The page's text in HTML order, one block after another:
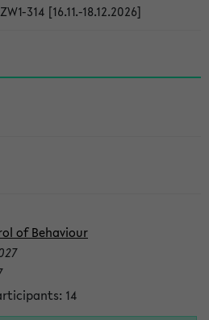
314 [16.11.-18.12.2026]
of Behaviour
14